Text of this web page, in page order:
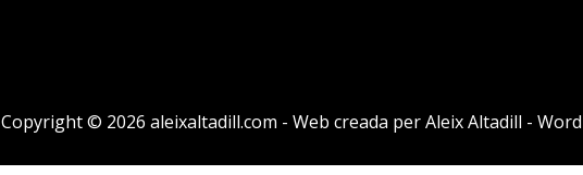
Copyright © 2026 aleixaltadill.com - Web creada per Aleix Altadill -